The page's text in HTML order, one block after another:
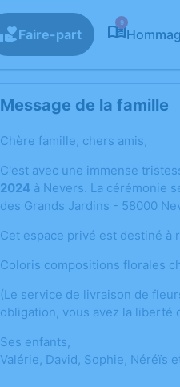
Faire-part
9
Message de la famille
Chère famille, chers amis,
C'est avec une immense
2024 à Nevers. La cérémonie
des Grands Jardins - 58000
Cet espace privé est destiné à
Coloris compositions florales
(Le service de livraison de
obligation, vous avez la liberté
Ses enfants,
Valérie, David, Sophie, Néréïs